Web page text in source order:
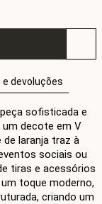
e devoluções
sofisticada e
um decote em V
laranja traz à
sociais ou
tiras e acessórios
toque moderno,
criando um